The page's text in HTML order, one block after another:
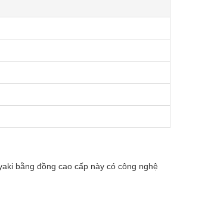
bằng đồng cao cấp này có công nghệ